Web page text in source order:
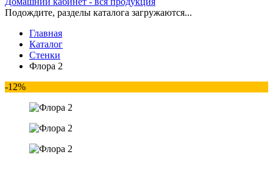
Подождите, разделы каталога загружаются...
Главная
Каталог
Стенки
Флора 2
-12%